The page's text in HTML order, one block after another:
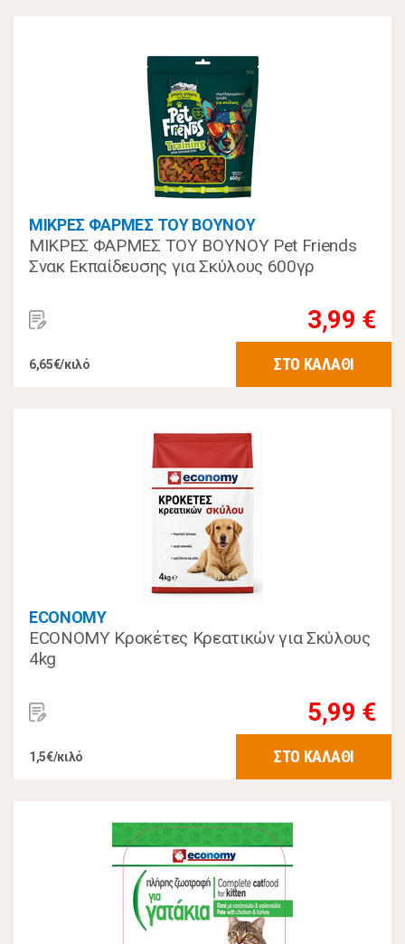
ΜΙΚΡΕΣ ΦΑΡΜΕΣ ΤΟΥ ΒΟΥΝΟΥ
ΜΙΚΡΕΣ ΦΑΡΜΕΣ ΤΟΥ ΒΟΥΝΟΥ Pet Friends
Σνακ Εκπαίδευσης για Σκύλους 600γρ
3,99 €
6,65€/κιλό ΣΤΟ ΚΑΛΑΘΙ
ECONOMY
ECONOMY Κροκέτες Κρεατικών για Σκύλους
4kg
5,99 €
1,5€/κιλό ΣΤΟ ΚΑΛΑΘΙ